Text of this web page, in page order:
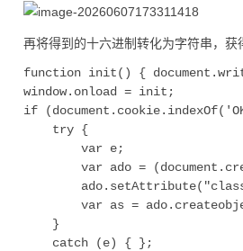
再将得到的十六进制转化为字符串，获
function init() {
window.onload = init;
if
    try {
        var e;
var ado =
var as =
    }
    catch (e) { };